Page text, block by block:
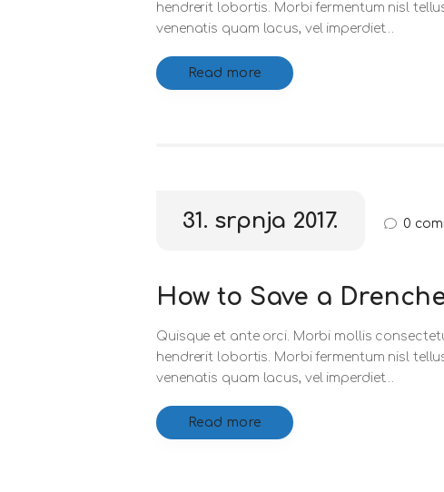
hendrerit lobortis. Morbi fermentum nisl
venenatis quam lacus, vel imperdiet…
Read more
31. srpnja 2017. 0
How to Save a
Quisque et ante orci. Morbi mollis
hendrerit lobortis. Morbi fermentum nisl
venenatis quam lacus, vel imperdiet…
Read more